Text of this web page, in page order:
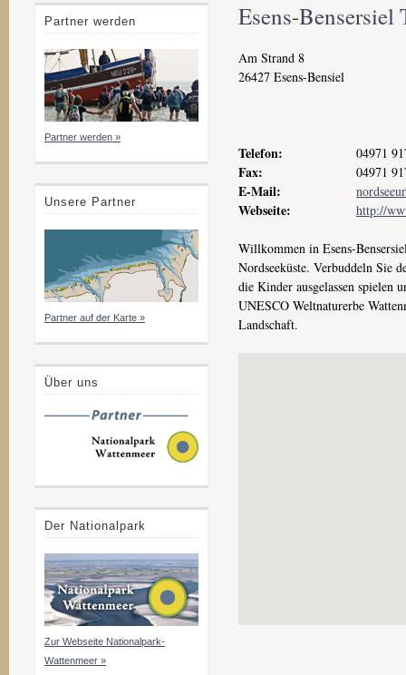
Esens-
Am Strand 8
26427 Esens-Bensiel
Telefon: 04971
Fax: 04971
E-Mail:
Webseite: http://
Willkommen in Esens-
Nordseeküste. Verbuddeln Sie
die Kinder ausgelassen spielen
UNESCO Weltnaturerbe
Landschaft.
Partner werden
Partner werden »
Unsere Partner
Partner auf der Karte »
Über uns
Der Nationalpark
Zur Webseite Nationalpark-
Wattenmeer »